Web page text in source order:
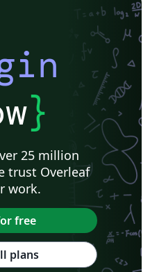
}
25 million
trust Overleaf
work.
free
plans